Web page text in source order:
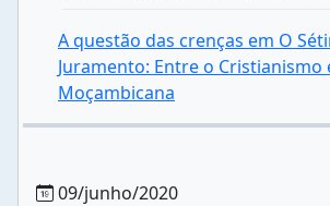
A questão das crenças em O
Juramento: Entre o Cristianismo
Moçambicana
09/junho/2020